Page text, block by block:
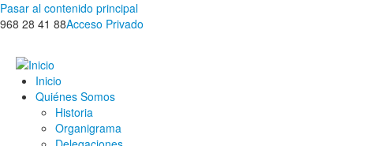
Pasar al contenido principal
968 28 41 88Acceso Privado
Inicio
Quiénes Somos
Historia
Organigrama